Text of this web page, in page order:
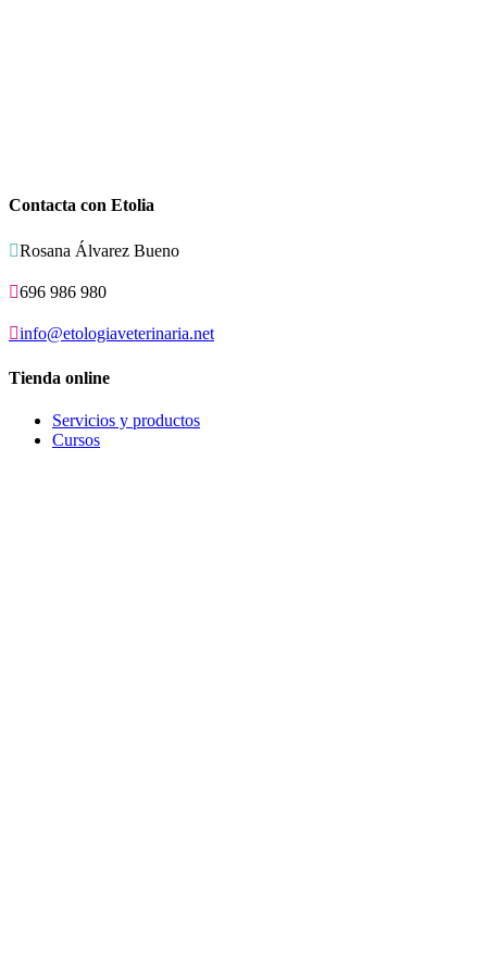
Contacta con Etolia
Rosana Álvarez Bueno
696 986 980
info@etologiaveterinaria.net
Tienda online
Servicios y productos
Cursos